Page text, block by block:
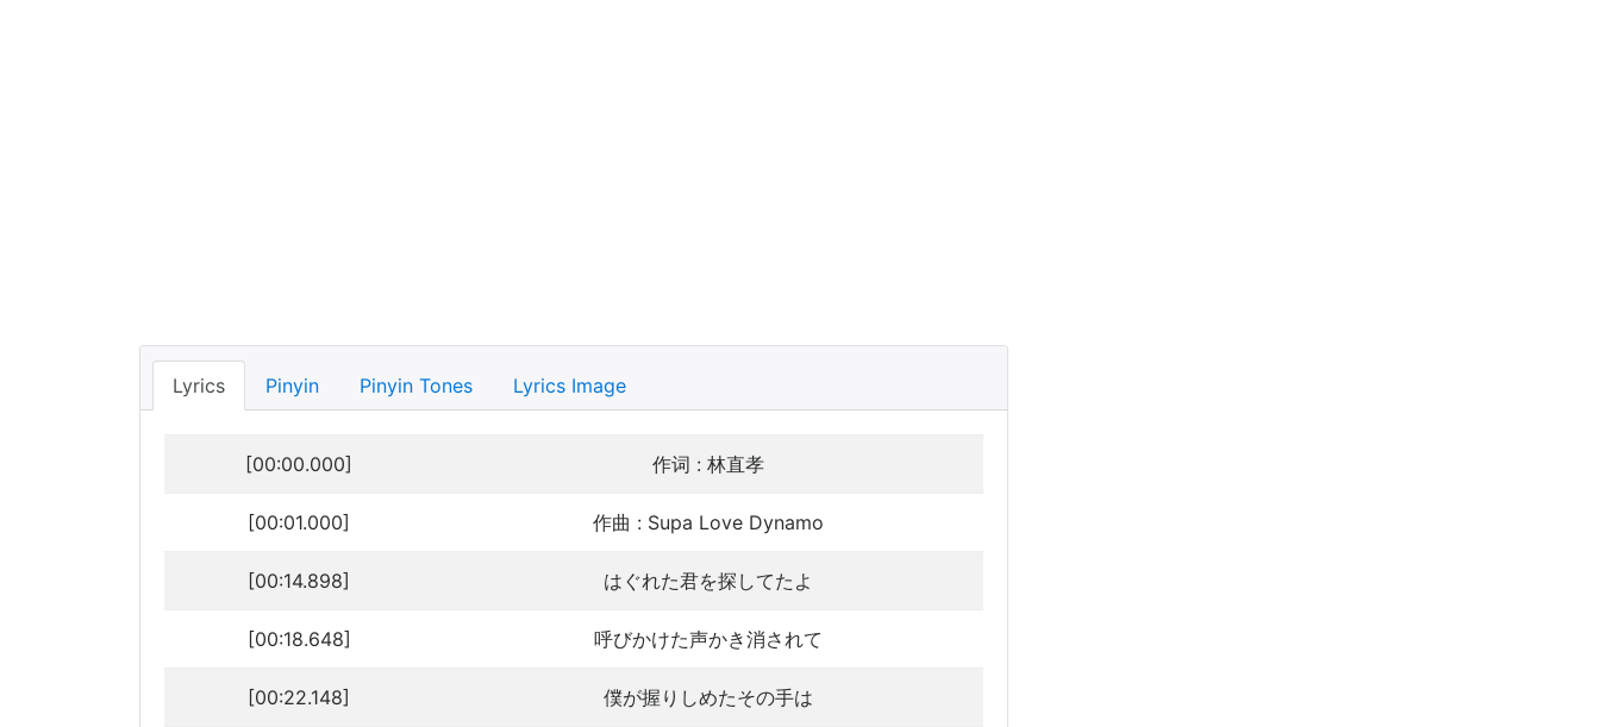
Lyrics Pinyin Pinyin Tones Lyrics Image
[00:00.000] 作词 : 林直孝
[00:01.000] 作曲 : Supa Love Dynamo
[00:14.898] はぐれた君を探してたよ
[00:18.648] 呼びかけた声かき消されて
[00:22.148] 僕が握りしめたその手は